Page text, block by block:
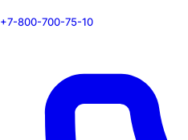
+7-800-700-75-10